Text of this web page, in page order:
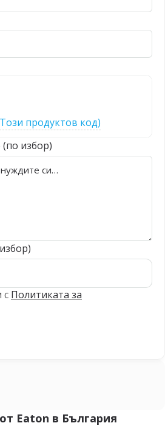
продуктов код)
избор)
с Политиката за
от Eaton в България